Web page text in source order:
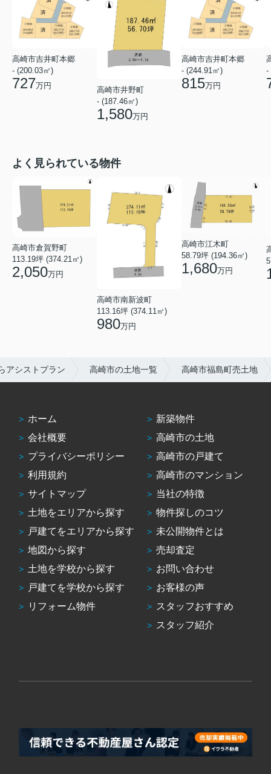
高崎市吉井町本郷
- (200.03㎡)
727万円
高崎市井野町
- (187.46㎡)
1,580万円
高崎市吉井町本郷
- (244.91㎡)
815万円
-
よく見られている物件
高崎市倉賀野町
113.19坪 (374.21㎡)
2,050万円
高崎市南新波町
113.16坪 (374.11㎡)
980万円
高崎市江木町
58.79坪 (194.36㎡)
1,680万円
アシストプラン 高崎市の土地一覧 高崎市福島町売土地
ホーム
会社概要
プライバシーポリシー
利用規約
サイトマップ
土地をエリアから探す
戸建てをエリアから探す
地図から探す
土地を学校から探す
戸建てを学校から探す
リフォーム物件
新築物件
高崎市の土地
高崎市の戸建て
高崎市のマンション
当社の特徴
物件探しのコツ
未公開物件とは
売却査定
お問い合わせ
お客様の声
スタッフおすすめ
スタッフ紹介